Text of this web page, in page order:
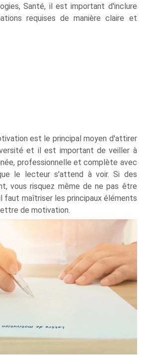
Santé, il est important d'inclure
requises de manière claire et
est le principal moyen d'attirer
et il est important de veiller à
professionnelle et complète avec
le lecteur s'attend à voir. Si des
vous risquez même de ne pas être
faut maîtriser les principaux éléments
de motivation.